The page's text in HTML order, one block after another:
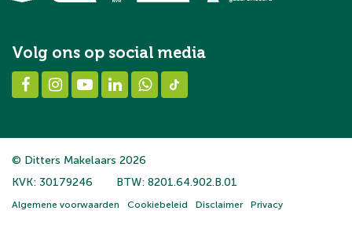
Volg ons op social media
© Ditters Makelaars 2026
KVK: 30179246
BTW: 8201.64.902.B.01
Algemene voorwaarden Cookiebeleid Disclaimer Privacy